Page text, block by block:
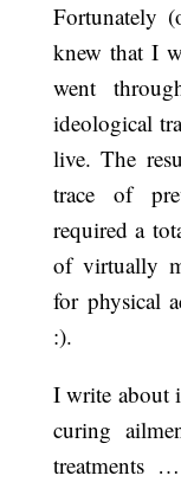
Fortunately
knew that I
went
ideological
live. The
trace of
required a
of virtually
for physical
:).
I write about
curing
treatments …